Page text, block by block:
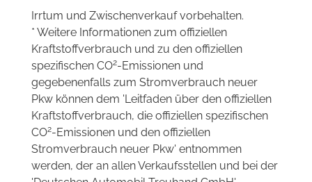
Irrtum und Zwischenverkauf vorbehalten.
* Weitere Informationen zum offiziellen
Kraftstoffverbrauch und zu den offiziellen
spezifischen CO2-Emissionen und
gegebenenfalls zum Stromverbrauch neuer
Pkw können dem 'Leitfaden über den offiziellen
Kraftstoffverbrauch, die offiziellen spezifischen
CO2-Emissionen und den offiziellen
Stromverbrauch neuer Pkw' entnommen
werden, der an allen Verkaufsstellen und bei der